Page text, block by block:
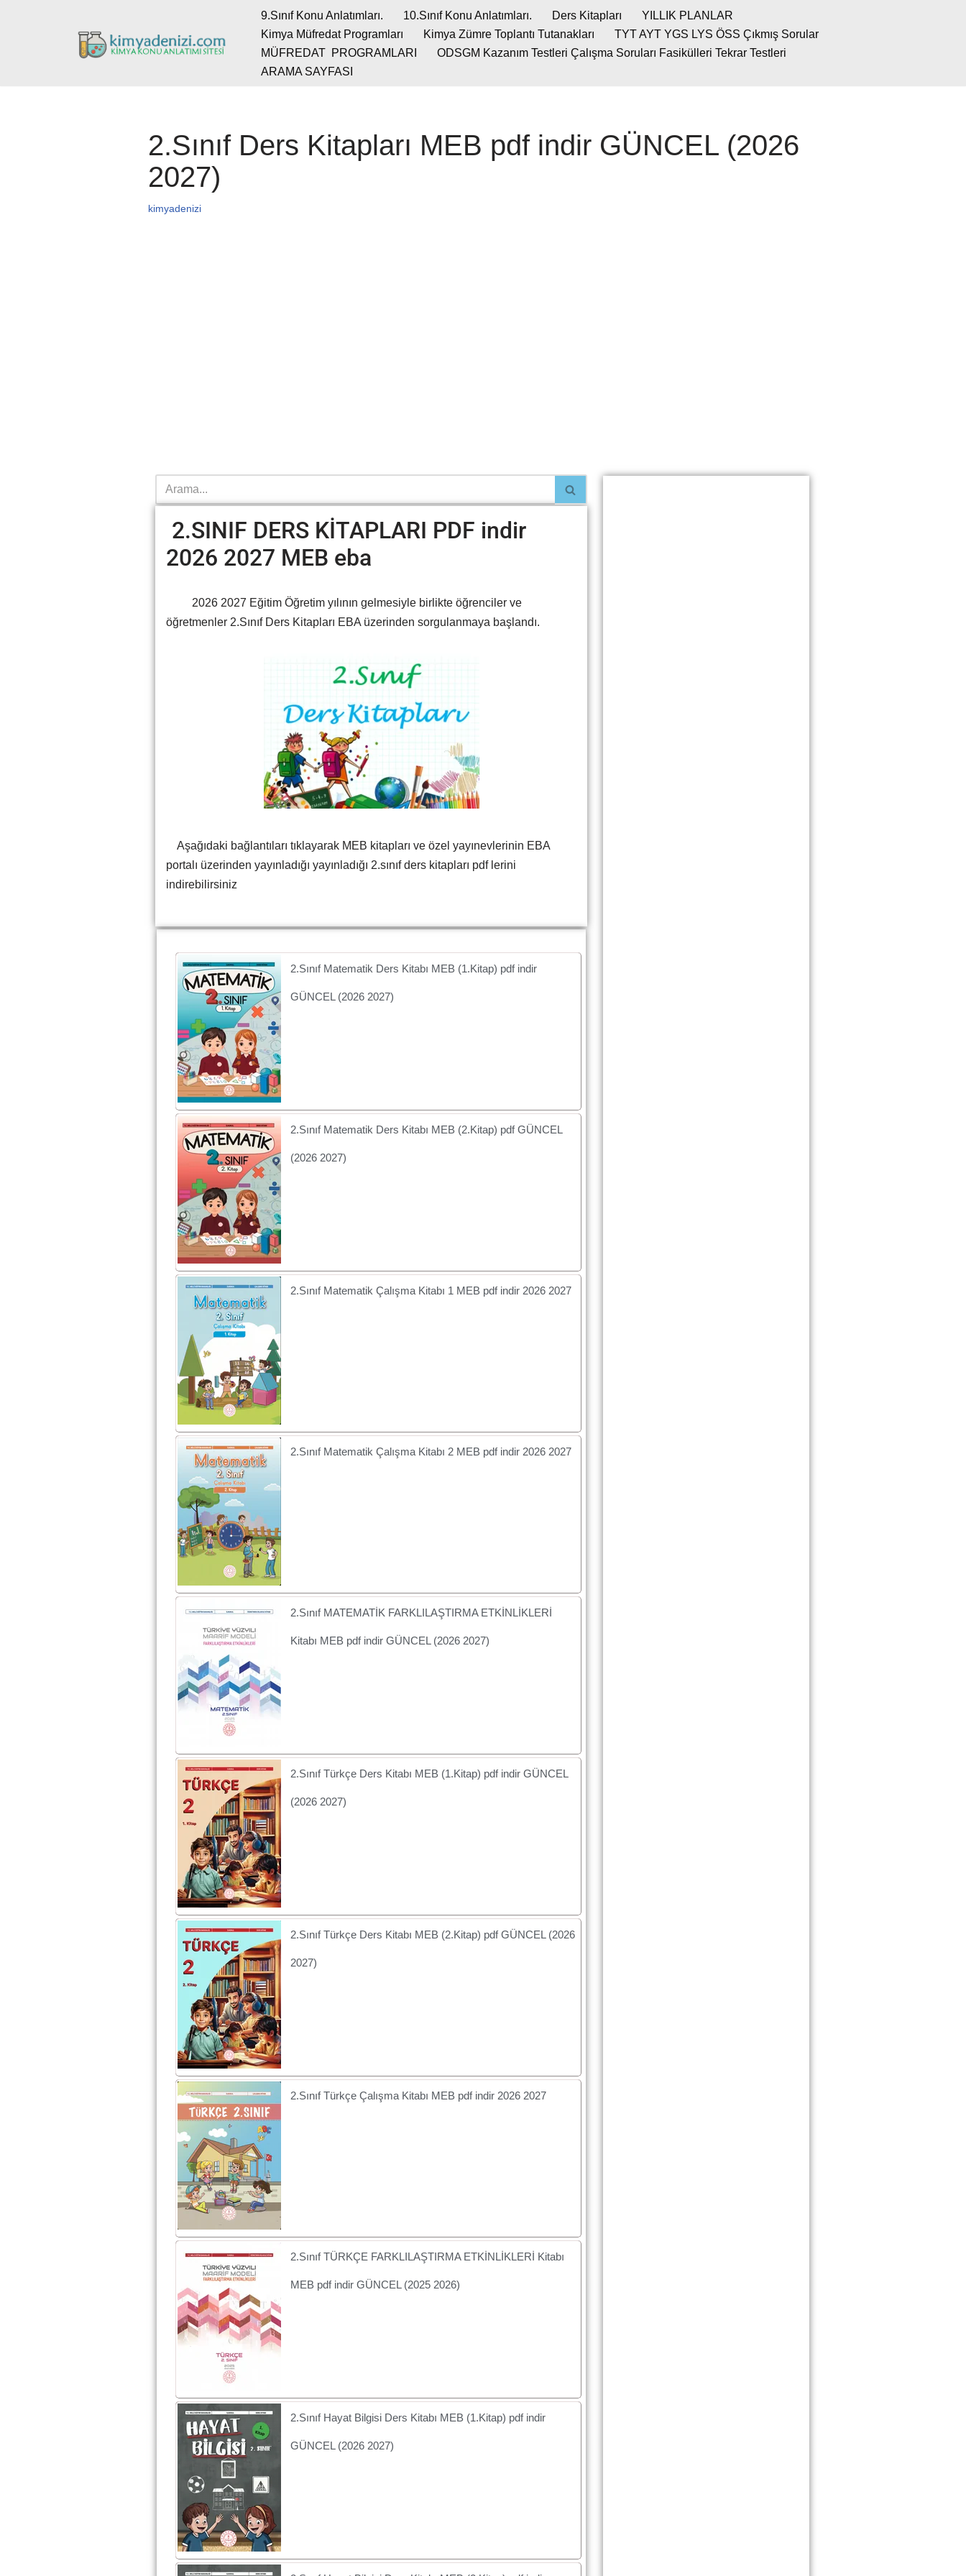
9.Sınıf Konu Anlatımları. 10.Sınıf Konu Anlatımları. Ders Kitapları
YILLIK PLANLAR
Kimya Müfredat Programları
Kimya Zümre Toplantı Tutanakları
TYT AYT YGS LYS ÖSS Çıkmış Sorular
MÜFREDAT PROGRAMLARI
ODSGM Kazanım Testleri Çalışma Soruları Fasikülleri Tekrar Testleri
ARAMA SAYFASI
2.Sınıf Ders Kitapları MEB pdf indir GÜNCEL (2026
2027)
kimyadenizi
2.SINIF DERS KİTAPLARI PDF indir
2026 2027 MEB eba
2026 2027 Eğitim Öğretim yılının gelmesiyle birlikte öğrenciler ve
öğretmenler 2.Sınıf Ders Kitapları EBA üzerinden sorgulanmaya başlandı.
Aşağıdaki bağlantıları tıklayarak MEB kitapları ve özel yayınevlerinin EBA
portalı üzerinden yayınladığı yayınladığı 2.sınıf ders kitapları pdf lerini
indirebilirsiniz
2.Sınıf Matematik Ders Kitabı MEB (1.Kitap) pdf indir
GÜNCEL (2026 2027)
2.Sınıf Matematik Ders Kitabı MEB (2.Kitap) pdf GÜNCEL
(2026 2027)
2.Sınıf Matematik Çalışma Kitabı 1 MEB pdf indir 2026 2027
2.Sınıf Matematik Çalışma Kitabı 2 MEB pdf indir 2026 2027
2.Sınıf MATEMATİK FARKLILAŞTIRMA ETKİNLİKLERİ
Kitabı MEB pdf indir GÜNCEL (2026 2027)
2.Sınıf Türkçe Ders Kitabı MEB (1.Kitap) pdf indir GÜNCEL
(2026 2027)
2.Sınıf Türkçe Ders Kitabı MEB (2.Kitap) pdf GÜNCEL (2026
2027)
2.Sınıf Türkçe Çalışma Kitabı MEB pdf indir 2026 2027
2.Sınıf TÜRKÇE FARKLILAŞTIRMA ETKİNLİKLERİ Kitabı
MEB pdf indir GÜNCEL (2025 2026)
2.Sınıf Hayat Bilgisi Ders Kitabı MEB (1.Kitap) pdf indir
GÜNCEL (2026 2027)